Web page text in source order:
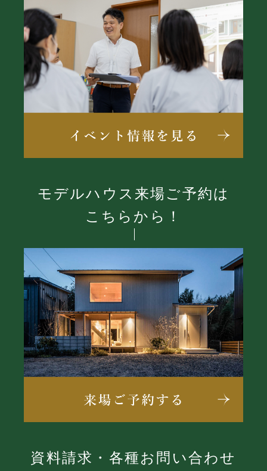
モデルハウス来場ご予約は
こちらから！
資料請求・各種お問い合わせ